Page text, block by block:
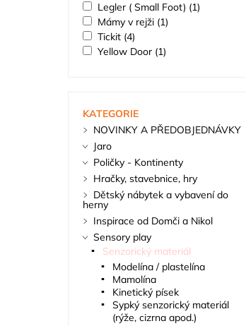
Legler ( Small Foot) (1)
Mámy v rejži (1)
Tickit (4)
Yellow Door (1)
KATEGORIE
NOVINKY A PŘEDOBJEDNÁVKY
Jaro
Poličky - Kontinenty
Hračky, stavebnice, hry
Dětský nábytek a vybavení do
herny
Inspirace od Domči a Nikol
Sensory play
Senzorický materiál
Modelína / plastelína
Mamolína
Kinetický písek
Sypký senzorický materiál
(rýže, cizrna apod.)